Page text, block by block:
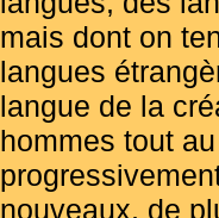
mais dont on
langues
langue de la
hommes tout
nouveaux, de